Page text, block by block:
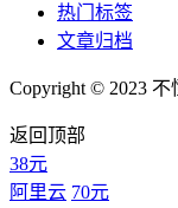
热门标签
文章归档
Copyright © 2023 不
返回顶部
38元
阿里云 70元